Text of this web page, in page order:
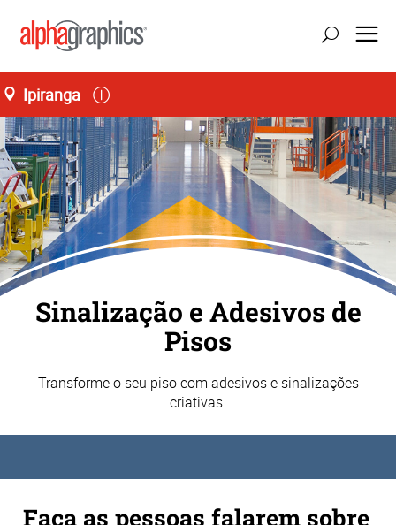
Ipiranga
Sinalização e Adesivos de
Pisos
Transforme o seu piso com adesivos e sinalizações
criativas.
Faça as pessoas falarem sobre